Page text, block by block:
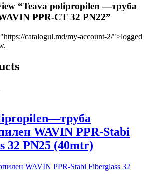
“Teava polipropilen —труба
PPR-CT 32 PN22”
catalogul.md/my-account-2/">logged
WAVIN PPR-Stabi
32 PN25 (40mtr)
WAVIN PPR-Stabi Fiberglass 32